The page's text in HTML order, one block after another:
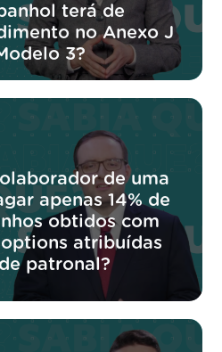
terá de
no Anexo J
3?
de uma
apenas 14% de
obtidos com
atribuídas
patronal?